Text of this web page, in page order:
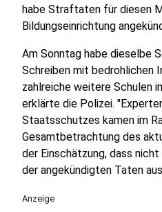
habe Straftaten für diesen
Bildungseinrichtung
Am Sonntag habe dieselbe
Schreiben mit bedrohlichen
zahlreiche weitere Schulen
erklärte die Polizei.
Staatsschutzes kamen im
Gesamtbetrachtung des
der Einschätzung, dass
der angekündigten Taten
Anzeige